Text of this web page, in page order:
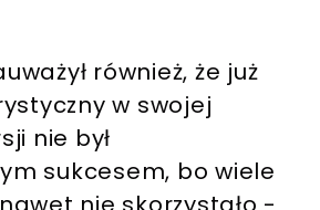
również, że już
w swojej
nie był
sukcesem, bo wiele